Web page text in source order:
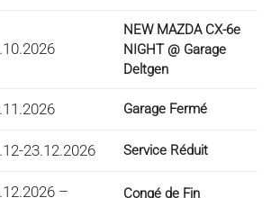
NEW MAZDA CX-6e
NIGHT @ Garage
Deltgen
Garage Fermé
23.12.2026 Service Réduit
–
Congé de Fin